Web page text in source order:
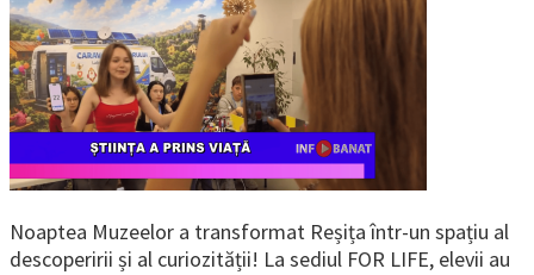
Noaptea Muzeelor a transformat Reșița într-un spațiu al
descoperirii și al curiozității! La sediul FOR LIFE, elevii au